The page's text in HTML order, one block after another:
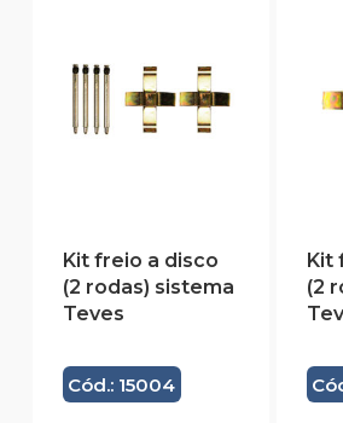
Kit freio a disco
(2 rodas) sistema
Teves
Cód.: 15004
Kit
(2